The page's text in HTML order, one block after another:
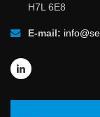
H7L 6E8
E-mail: